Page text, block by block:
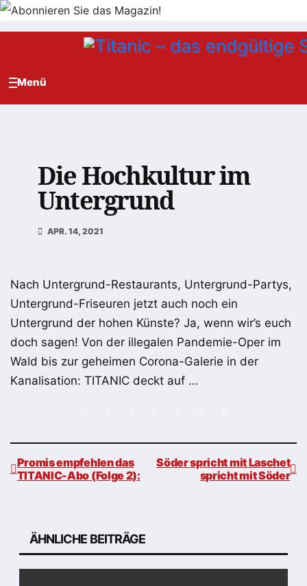
Zum
Die Hochkultur im
Untergrund
APR. 14, 2021
Nach Untergrund-Restaurants, Untergrund-Partys,
Untergrund-Friseuren jetzt auch noch ein
Untergrund der hohen Künste? Ja, wenn wir’s euch
doch sagen! Von der illegalen Pandemie-Oper im
Wald bis zur geheimen Corona-Galerie in der
Kanalisation: TITANIC deckt auf …
Söder spricht mit Laschet
spricht mit Söder
Promis empfehlen das
TITANIC-Abo (Folge 2):
ÄHNLICHE BEITRÄGE